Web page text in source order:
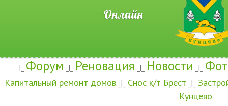
Онлайн
|_ Форум _|_ Реновация _|_ Новости _|_
Капитальный ремонт домов _|_ Снос к/т Брест _|_
Кунцево